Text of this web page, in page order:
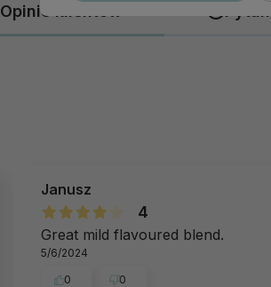
Opinie klientów
Janusz
4
Great mild flavoured blend.
5/6/2024
0 0